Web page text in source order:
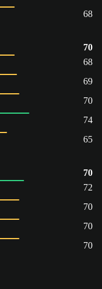
68
70
68
69
70
74
65
70
72
70
70
70